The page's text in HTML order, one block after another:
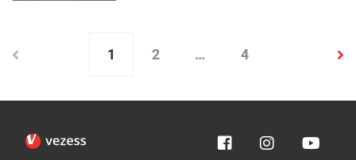
1 2 … 4